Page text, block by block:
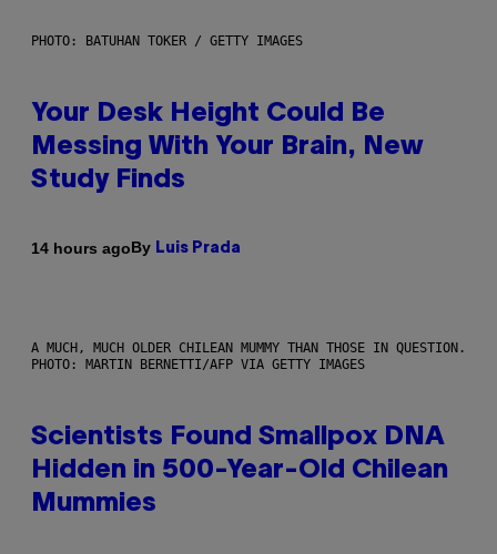
PHOTO: BATUHAN TOKER / GETTY IMAGES
Your Desk Height Could Be
Messing With Your Brain, New
Study Finds
14 hours agoBy Luis Prada
A MUCH, MUCH OLDER CHILEAN MUMMY THAN THOSE IN QUESTION.
PHOTO: MARTIN BERNETTI/AFP VIA GETTY IMAGES
Scientists Found Smallpox DNA
Hidden in 500-Year-Old Chilean
Mummies